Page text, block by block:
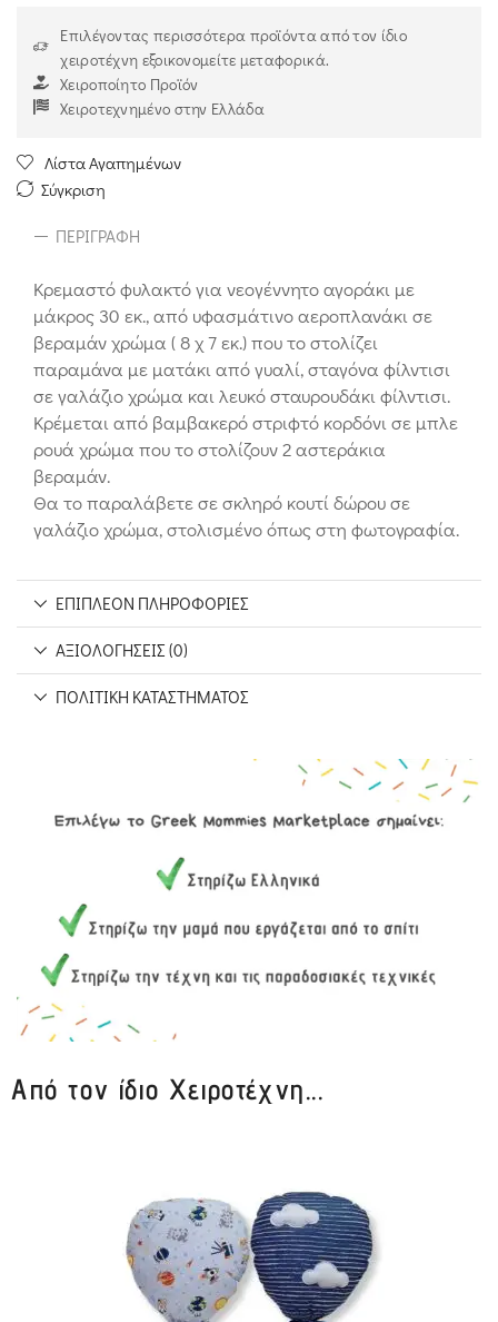
Επιλέγοντας περισσότερα προϊόντα από τον ίδιο
χειροτέχνη εξοικονομείτε μεταφορικά.
Χειροποίητο Προϊόν
Χειροτεχνημένο στην Ελλάδα
Λίστα Αγαπημένων
Σύγκριση
ΠΕΡΙΓΡΑΦΉ
Κρεμαστό φυλακτό για νεογέννητο αγοράκι με
μάκρος 30 εκ., από υφασμάτινο αεροπλανάκι σε
βεραμάν χρώμα ( 8 χ 7 εκ.) που το στολίζει
παραμάνα με ματάκι από γυαλί, σταγόνα φίλντισι
σε γαλάζιο χρώμα και λευκό σταυρουδάκι φίλντισι.
Κρέμεται από βαμβακερό στριφτό κορδόνι σε μπλε
ρουά χρώμα που το στολίζουν 2 αστεράκια
βεραμάν.
Θα το παραλάβετε σε σκληρό κουτί δώρου σε
γαλάζιο χρώμα, στολισμένο όπως στη φωτογραφία.
ΕΠΙΠΛΈΟΝ ΠΛΗΡΟΦΟΡΊΕΣ
ΑΞΙΟΛΟΓΉΣΕΙΣ (0)
ΠΟΛΙΤΙΚΉ ΚΑΤΑΣΤΉΜΑΤΟΣ
Από τον ίδιο Χειροτέχνη...